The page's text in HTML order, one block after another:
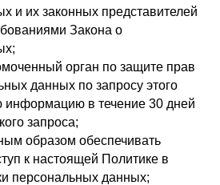
и их законных представителей
Закона о
орган по защите прав
данных по запросу этого
информацию в течение 30 дней
запроса;
образом обеспечивать
к настоящей Политике в
персональных данных;